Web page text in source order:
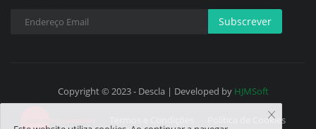
Subscrever
Copyright © 2023 - Descla | Developed by HJMSoft
Política de Cookies